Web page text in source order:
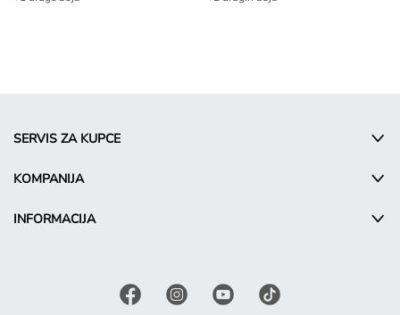
SERVIS ZA KUPCE
KOMPANIJA
INFORMACIJA